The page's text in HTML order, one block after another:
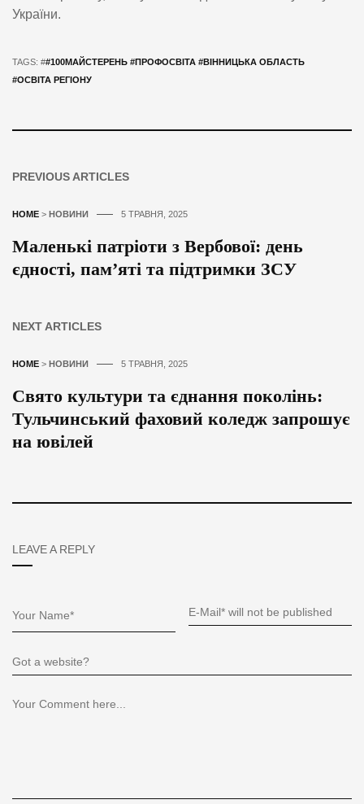
України.
TAGS: ##100МАЙСТЕРЕНЬ #ПРОФОСВІТА #ВІННИЦЬКА ОБЛАСТЬ
#ОСВІТА РЕГІОНУ
PREVIOUS ARTICLES
HOME > НОВИНИ 5 ТРАВНЯ, 2025
Маленькі патріоти з Вербової: день
єдності, пам’яті та підтримки ЗСУ
NEXT ARTICLES
HOME > НОВИНИ 5 ТРАВНЯ, 2025
Свято культури та єднання поколінь:
Тульчинський фаховий коледж запрошує
на ювілей
LEAVE A REPLY